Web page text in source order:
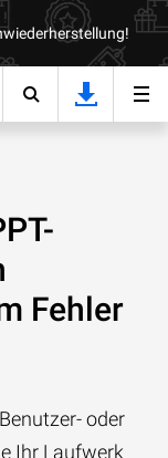
Fehler
oder
Ihr Laufwerk